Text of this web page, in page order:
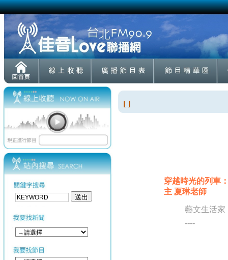
[ ]
穿越時光的列車
主 夏琳老師
藝文生活家
----